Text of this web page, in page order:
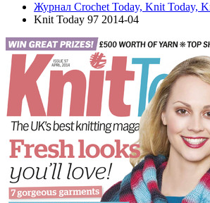
Журнал Crochet Today, Knit Today,
Knit Today 97 2014-04